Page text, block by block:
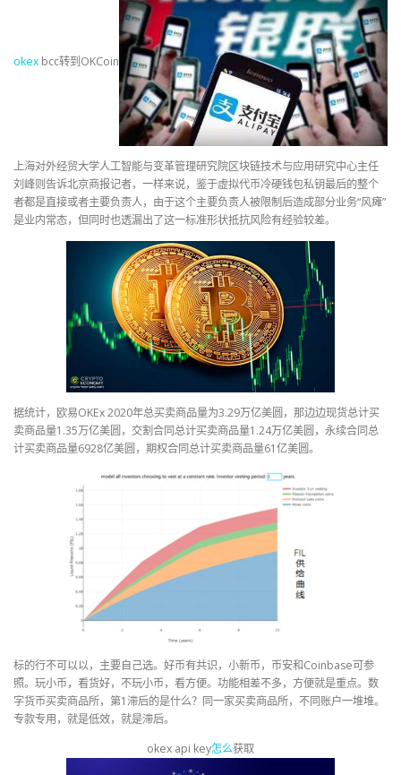
okex bcc转到OKCoin
上海对外经贸大学人工智能与变革管理研究院区块链技术与应用研究中心主任
刘峰则告诉北京商报记者，一样来说，鉴于虚拟代币冷硬钱包私钥最后的整个
者都是直接或者主要负责人，由于这个主要负责人被限制后造成部分业务“风瘫”
是业内常态，但同时也透漏出了这一标准形状抵抗风险有经验较差。
据统计，欧易OKEx 2020年总买卖商品量为3.29万亿美圆，那边边现货总计买
卖商品量1.35万亿美圆，交割合同总计买卖商品量1.24万亿美圆，永续合同总
计买卖商品量6928亿美圆，期权合同总计买卖商品量61亿美圆。
标的行不可以以，主要自己选。好币有共识，小新币，币安和Coinbase可参
照。玩小币，看货好，不玩小币，看方便。功能相差不多，方便就是重点。数
字货币买卖商品所，第1滞后的是什么？同一家买卖商品所，不同账户一堆堆。
专款专用，就是低效，就是滞后。
okex api key怎么获取